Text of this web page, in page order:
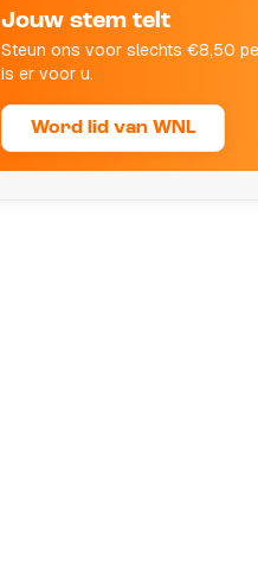
Jouw stem telt
Steun ons voor slechts €8,50
is er voor u.
Word lid van WNL